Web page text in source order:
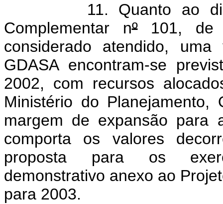
11. Quanto ao
Complementar nº101, de
considerado atendido,
GDASA encontram-se
2002, com recursos
Ministério do
margem de expansão para
comporta os valores
proposta para os
demonstrativo anexo ao
para 2003.